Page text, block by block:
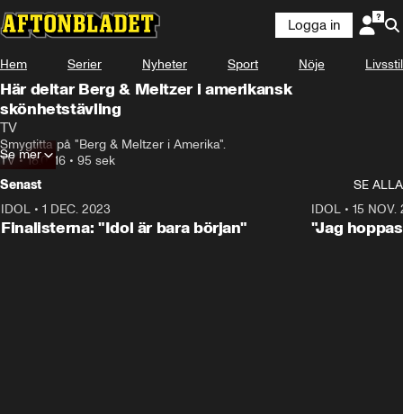
Logga in
Hem Serier Nyheter Sport Nöje Livsstil
Här deltar Berg & Meltzer i amerikansk
skönhetstävling
TV
Smygtitta på "Berg & Meltzer i Amerika".
TV •18.07.16 • 95 sek
Se mer
Senast
SE ALLA
IDOL • 1 DEC. 2023
Finalisterna: "Idol är bara början"
IDOL• 15 NOV.
"Jag